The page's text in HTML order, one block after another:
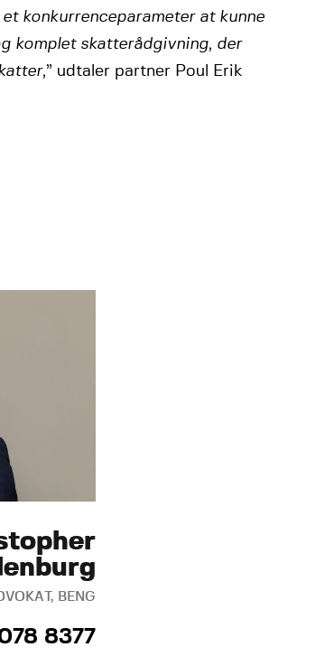
konkurrenceparameter at kunne
komplet skatterådgivning, der
” udtaler partner Poul Erik
BENG
8377